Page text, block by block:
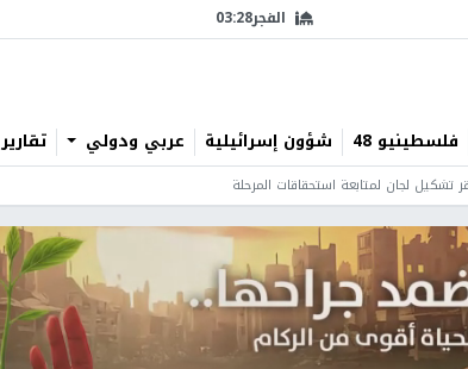
الفجر03:28
فلسطينيو 48 شؤون إسرائيلية عربي ودولي تقارير
تشكيل لجان لمتابعة استحقاقات المرحلة